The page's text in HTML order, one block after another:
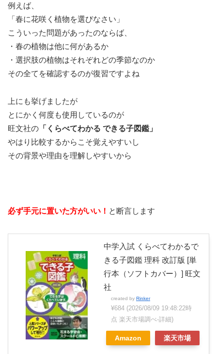
例えば、
「春に花咲く植物を選びなさい」
こういった問題があったのならば、
・春の植物は他に何があるか
・選択肢の植物はそれぞれどの季節なのか
その全てを確認するのが復習ですよね
上にも挙げましたが
とにかく何度も使用しているのが
旺文社の 「くらべてわかる できる子図鑑」
やはり比較するからこそ覚えやすいし
その背景や理由を理解しやすいから
必ず手元に置いた方がいい！ と断言します
中学入試 くらべてわかるで
きる子図鑑 理科 改訂版 [単
行本（ソフトカバー）] 旺文
社
created by Rinker
¥684 (2026/08/09 19:48:22時
点 楽天市場調べ-詳細)
Amazon 楽天市場